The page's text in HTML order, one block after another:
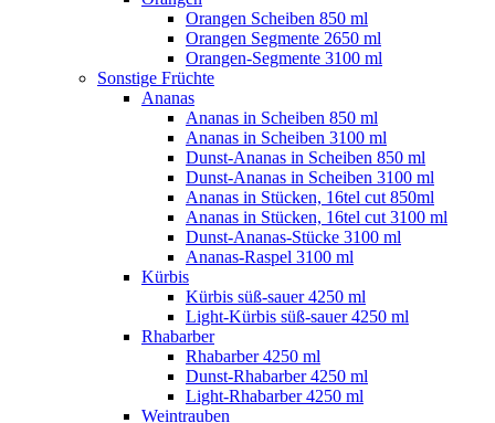
Orangen Scheiben 850 ml
Orangen Segmente 2650 ml
Orangen-Segmente 3100 ml
Sonstige Früchte
Ananas
Ananas in Scheiben 850 ml
Ananas in Scheiben 3100 ml
Dunst-Ananas in Scheiben 850 ml
Dunst-Ananas in Scheiben 3100 ml
Ananas in Stücken, 16tel cut 850ml
Ananas in Stücken, 16tel cut 3100 ml
Dunst-Ananas-Stücke 3100 ml
Ananas-Raspel 3100 ml
Kürbis
Kürbis süß-sauer 4250 ml
Light-Kürbis süß-sauer 4250 ml
Rhabarber
Rhabarber 4250 ml
Dunst-Rhabarber 4250 ml
Light-Rhabarber 4250 ml
Weintrauben